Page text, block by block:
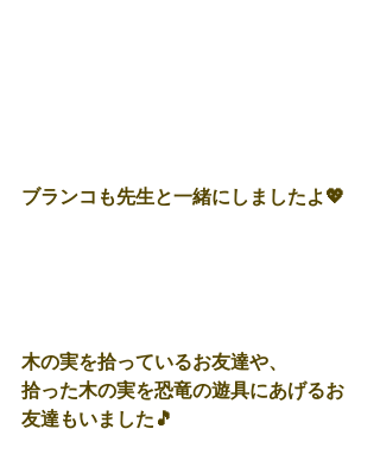
ブランコも先生と一緒にしましたよ💖
木の実を拾っているお友達や、
拾った木の実を恐竜の遊具にあげるお
友達もいました🎵